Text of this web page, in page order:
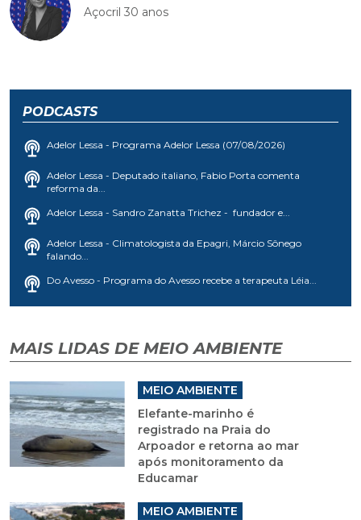
Açocril 30 anos
PODCASTS
Adelor Lessa - Programa Adelor Lessa (07/08/2026)
Adelor Lessa - Deputado italiano, Fabio Porta comenta
reforma da...
Adelor Lessa - Sandro Zanatta Trichez - fundador e...
Adelor Lessa - Climatologista da Epagri, Márcio Sônego
falando...
Do Avesso - Programa do Avesso recebe a terapeuta Léia...
MAIS LIDAS DE MEIO AMBIENTE
MEIO AMBIENTE
Elefante-marinho é
registrado na Praia do
Arpoador e retorna ao mar
após monitoramento da
Educamar
MEIO AMBIENTE